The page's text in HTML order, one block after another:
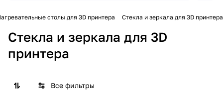
столы для 3D принтера Стекла и зеркала для 3D принтера
Стекла и зеркала для 3D
принтера
Все фильтры